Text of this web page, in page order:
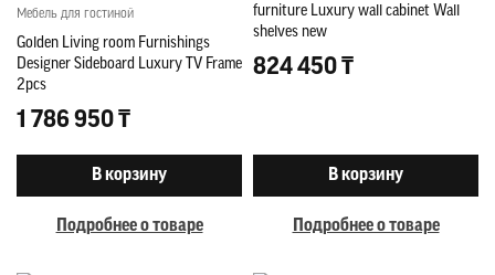
Мебель для гостиной
Golden Living room Furnishings
Designer Sideboard Luxury TV Frame
2pcs
1 786 950 ₸
В корзину
Подробнее о товаре
furniture Luxury wall cabinet Wall
shelves new
824 450 ₸
В корзину
Подробнее о товаре